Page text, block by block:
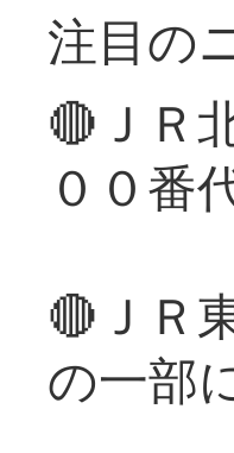
注目の
🔴ＪＲ
００番
🔴ＪＲ
の一部